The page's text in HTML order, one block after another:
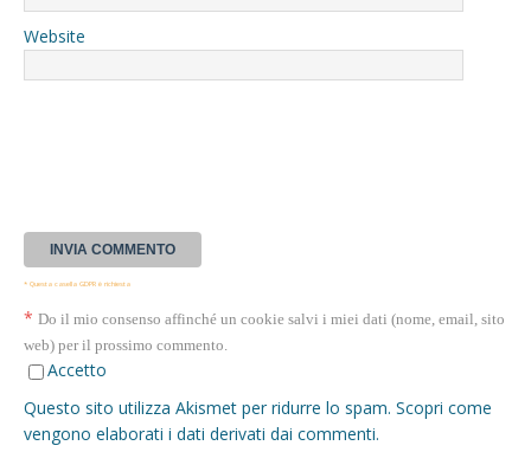
Website
* Questa casella GDPR è richiesta
* Do il mio consenso affinché un cookie salvi i miei dati (nome, email, sito
web) per il prossimo commento.
Accetto
Questo sito utilizza Akismet per ridurre lo spam. Scopri come
vengono elaborati i dati derivati dai commenti.